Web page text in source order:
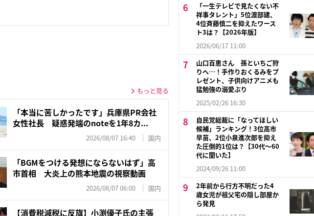
もっと見る
「本当に苦しかったです」兵庫県PR会社
女性社長 疑惑発端のnoteを1年8カ...
2026/08/07 16:40 国内
「BGMをつける発想にならないはず」高
市首相 大炎上の熊本地震の視察動画
2026/08/07 06:00 国内
【消費税減税に反旗】小渕優子氏の主張
「一生テレビで見たくない不
祥事タレント」5位渡部建、
4位斉藤慎二を抑えたワース
ト3は？【2026年版】
2026/06/17 11:00
山口百恵さん 孫といちご狩
りへ…！手作りおくるみをプ
レゼント、子供向けアニメも
猛勉強の溺愛ぶり
2025/02/26 16:30
自民党総裁に「なってほしい
候補」ランキング！3位高市
早苗、2位小泉進次郎を抑え
た圧倒的1位は？【30代〜60
代に聞いた】
2024/09/26 11:00
2年前から行方不明だった4
歳女児が祖父宅の隠し部屋か
ら発見